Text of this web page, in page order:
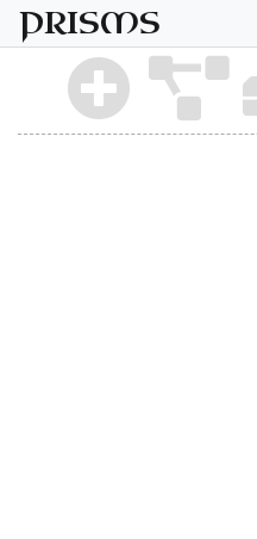
PRISMS